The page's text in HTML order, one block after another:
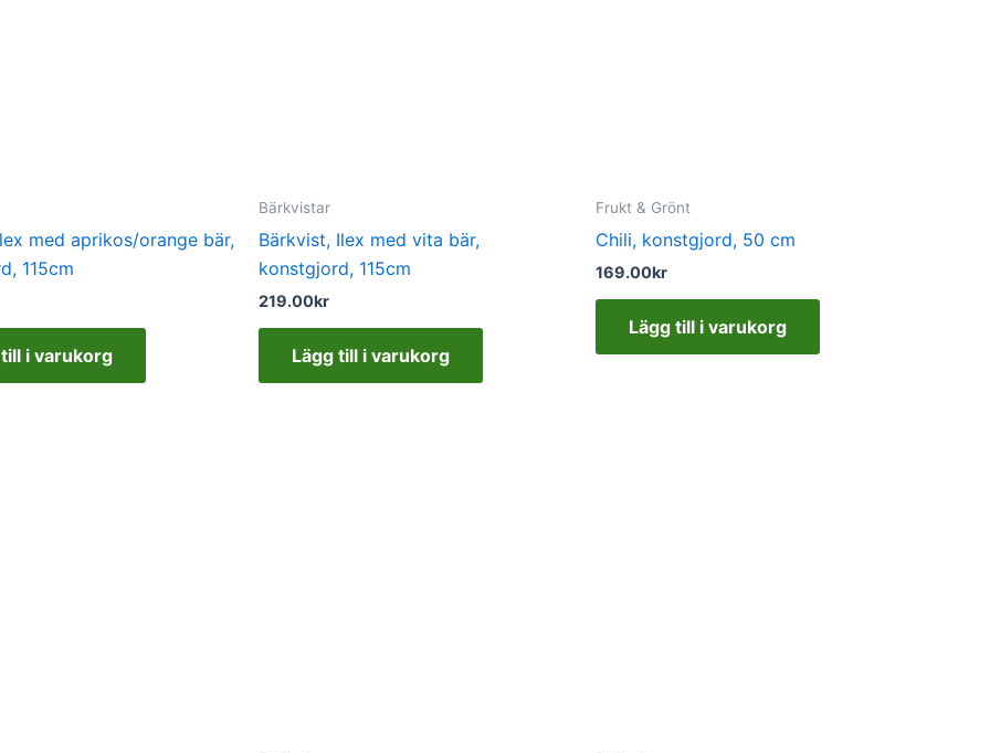
med aprikos/orange bär,
115cm
i varukorg
Bärkvistar
Bärkvist, Ilex med vita bär,
konstgjord, 115cm
219.00kr
Lägg till i varukorg
Frukt & Grönt
Chili, konstgjord, 50 cm
169.00kr
Lägg till i varukorg